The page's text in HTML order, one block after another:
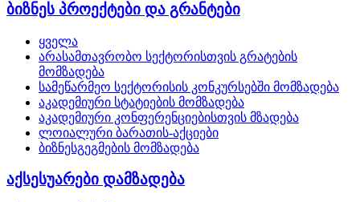
ბიზნეს პროექტები და გრანტები
ყველა
არასამთავრობო სექტორისთვის გრატების
მომზადება
სამეწარმეო სექტორისის კონკურსებში მომზადება
აკადემიური სტატიების მომზადება
აკადემიური კონფერენციებისთვის მზადება
ლოიალური ბარათის-აქციები
ბიზნესგეგმების მომზადება
აქსესუარები დამზადება